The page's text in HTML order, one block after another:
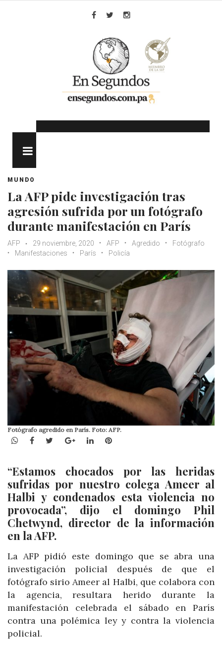
MUNDO
La AFP pide investigación tras
agresión sufrida por un fotógrafo
durante manifestación en París
AFP 29 noviembre, 2020 AFP Agredido
Fotógrafo
Manifestaciones
París Policía
Fotógrafo agredido en París. Foto: AFP.
WhatsApp
Facebook
TwitterGoogle+LinkedInPinterest
“Estamos chocados por las heridas
sufridas por nuestro colega Ameer al
Halbi y condenados esta violencia no
provocada”, dijo el domingo Phil
Chetwynd, director de la información
en la AFP.
La AFP pidió este domingo que se abra una
investigación policial después de que el
fotógrafo sirio Ameer al Halbi, que colabora con
la agencia, resultara herido durante la
manifestación celebrada el sábado en París
contra una polémica ley y contra la violencia
policial.